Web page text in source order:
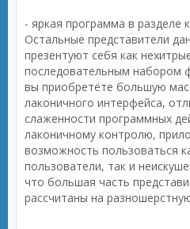
- яркая программа в разделе
Остальные представители
презентуют себя как
последовательным набором
вы приобретёте большую
лаконичного интерфейса,
слаженности программных
лаконичному контролю,
возможность пользоваться
пользователи, так и
что большая часть
рассчитаны на